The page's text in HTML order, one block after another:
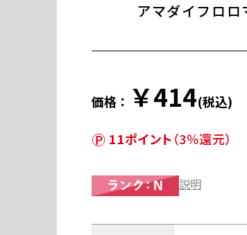
アマダイフロ
価格： ￥414(税込)
11ポイント（3％還元）
説明